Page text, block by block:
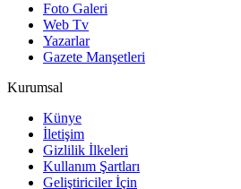
Foto Galeri
Web Tv
Yazarlar
Gazete Manşetleri
Kurumsal
Künye
İletişim
Gizlilik İlkeleri
Kullanım Şartları
Geliştiriciler İçin